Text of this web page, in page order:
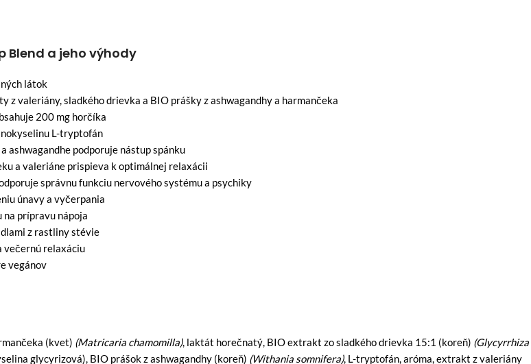
Blend a jeho výhody
látok
z valeriány, sladkého drievka a BIO prášky z ashwagandhy a harmančeka
200 mg horčíka
L-tryptofán
ashwagandhe podporuje nástup spánku
a valeriáne prispieva k optimálnej relaxácii
správnu funkciu nervového systému a psychiky
únavy a vyčerpania
na prípravu nápoja
z rastliny stévie
večernú relaxáciu
vegánov
(kvet) (Matricaria chamomilla), laktát horečnatý, BIO extrakt zo sladkého drievka 15:1 (koreň) (Glycyrrhiza
glycyrizová), BIO prášok z ashwagandhy (koreň) (Withania somnifera), L-tryptofán, aróma, extrakt z valeriány